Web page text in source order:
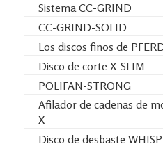
Sistema CC-GRIND
CC-GRIND-SOLID
Los discos finos de
Disco de corte X-SLIM
POLIFAN-STRONG
Afilador de cadenas de
X
Disco de desbaste